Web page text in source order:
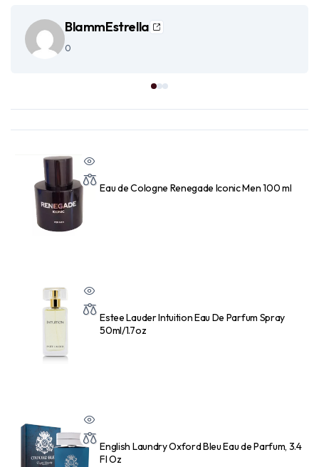
BlammEstrella
0
Eau de Cologne Renegade Iconic Men 100 ml
Estee Lauder Intuition Eau De Parfum Spray
50ml/1.7oz
English Laundry Oxford Bleu Eau de Parfum, 3.4
Fl Oz